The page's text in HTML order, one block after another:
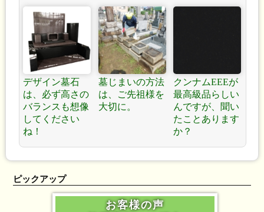
デザイン墓石
は、必ず高さの
バランスも想像
してください
ね！
墓じまいの方法
は、ご先祖様を
大切に。
クンナムEEEが
最高級品らしい
んですが、聞い
たことあります
か？
ピックアップ
お客様の声